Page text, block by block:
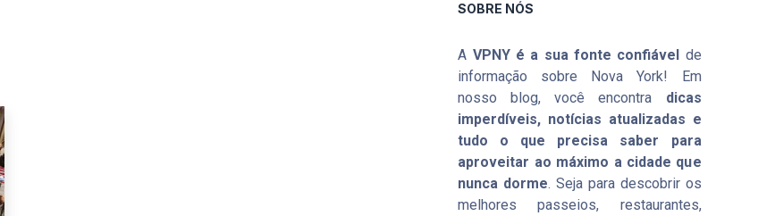
SOBRE NÓS
A VPNY é a sua fonte confiável de
informação sobre Nova York! Em
nosso blog, você encontra dicas
imperdíveis, notícias atualizadas e
tudo o que precisa saber para
aproveitar ao máximo a cidade que
nunca dorme. Seja para descobrir os
melhores passeios, restaurantes,